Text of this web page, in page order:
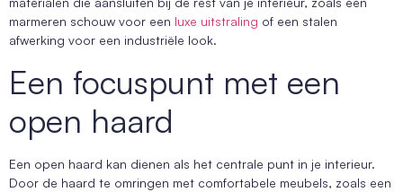
marmeren schouw voor een luxe uitstraling of een stalen
afwerking voor een industriële look.
Een focuspunt met een
open haard
Een open haard kan dienen als het centrale punt in je interieur.
Door de haard te omringen met comfortabele meubels, zoals een